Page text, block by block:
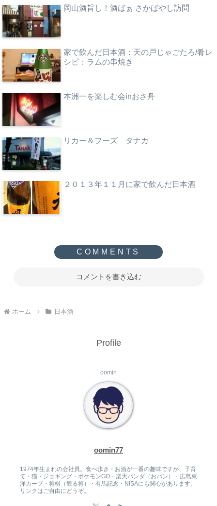
岡山酒旨し！酒ばぁ さかばやし訪問
家で飲んだ日本酒：天の戸じゃごたろ/肴レ
シピ：ラムの串焼き
本洲一を楽しむ会inおさ舟
リカー＆フーズ タナカ
２０１３年１１月に家で飲んだ日本酒
コメントを書き込む
ホーム 日本酒
Profile
oomin
oomin77
1974年生まれの会社員。食べ歩き・お酒が一番の趣味ですが、子育
て・猫・ジョギング・ポケモンGO・楽天パンダ（おパン）・広島東
洋カープ・将棋（観る将）・有馬記念・NISAにも関心があります。
リンクはご自由にどうぞ。